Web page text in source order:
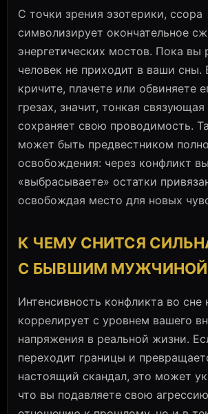
С точки зрения эзотерики, ссора
символизирует окончательное
энергетических мостов. Пока вы
человек не приходит в ваши сны.
кричите, плачете или обвиняете
грезах, значит, тонкая
сохраняет свою проводимость.
может быть предвестником
освобождения: через конфликт вы
«выбрасываете» остатки
освобождая место для новых
К ЧЕМУ СНИТСЯ
С БЫВШИМ МУЖЧИНОЙ
Интенсивность конфликта во сне
коррелирует с уровнем вашего
напряжения в реальной жизни.
переходит границы и
настоящий скандал, это может
что вы подавляете свою